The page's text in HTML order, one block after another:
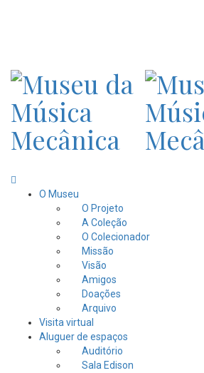
O Museu
O Projeto
A Coleção
O Colecionador
Missão
Visão
Amigos
Doações
Arquivo
Visita virtual
Aluguer de espaços
Auditório
Sala Edison